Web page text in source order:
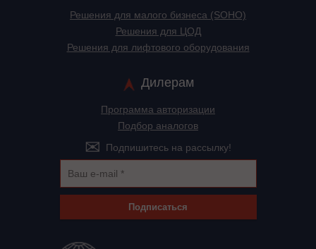
Решения для малого бизнеса (SOHO)
Решения для ЦОД
Решения для лифтового оборудования
Дилерам
Программа авторизации
Подбор аналогов
Подпишитесь на рассылку!
Подписаться